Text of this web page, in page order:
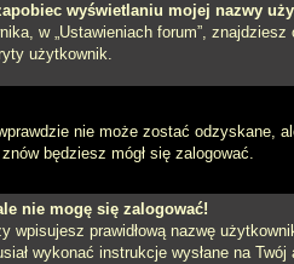
wyświetlaniu mojej nazwy
w „Ustawieniach forum”, znajdziesz
użytkownik.
nie może zostać
będziesz mógł się zalogować.
nie mogę się zalogować!
wpisujesz prawidłową nazwę
wykonać instrukcje wysłane na